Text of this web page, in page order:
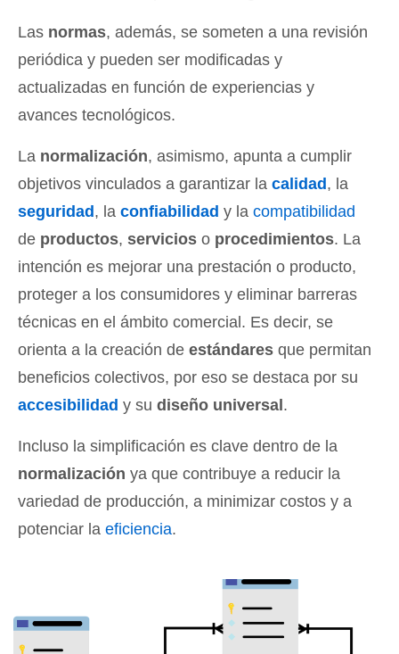
Las normas, además, se someten a una revisión
periódica y pueden ser modificadas y
actualizadas en función de experiencias y
avances tecnológicos.
La normalización, asimismo, apunta a cumplir
objetivos vinculados a garantizar la calidad, la
seguridad, la confiabilidad y la compatibilidad
de productos, servicios o procedimientos. La
intención es mejorar una prestación o producto,
proteger a los consumidores y eliminar barreras
técnicas en el ámbito comercial. Es decir, se
orienta a la creación de estándares que permitan
beneficios colectivos, por eso se destaca por su
accesibilidad y su diseño universal.
Incluso la simplificación es clave dentro de la
normalización ya que contribuye a reducir la
variedad de producción, a minimizar costos y a
potenciar la eficiencia.